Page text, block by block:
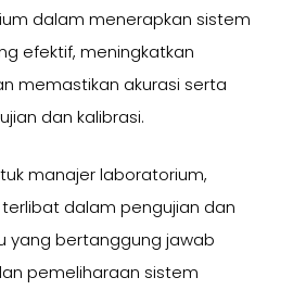
dalam menerapkan sistem
efektif, meningkatkan
memastikan akurasi serta
dan kalibrasi.
manajer laboratorium,
dalam pengujian dan
yang bertanggung jawab
pemeliharaan sistem